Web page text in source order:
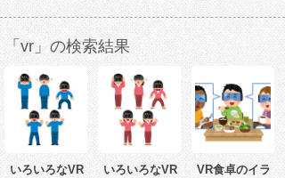
「vr」の検索結果
いろいろなVR
いろいろなVR
VR食卓のイラ